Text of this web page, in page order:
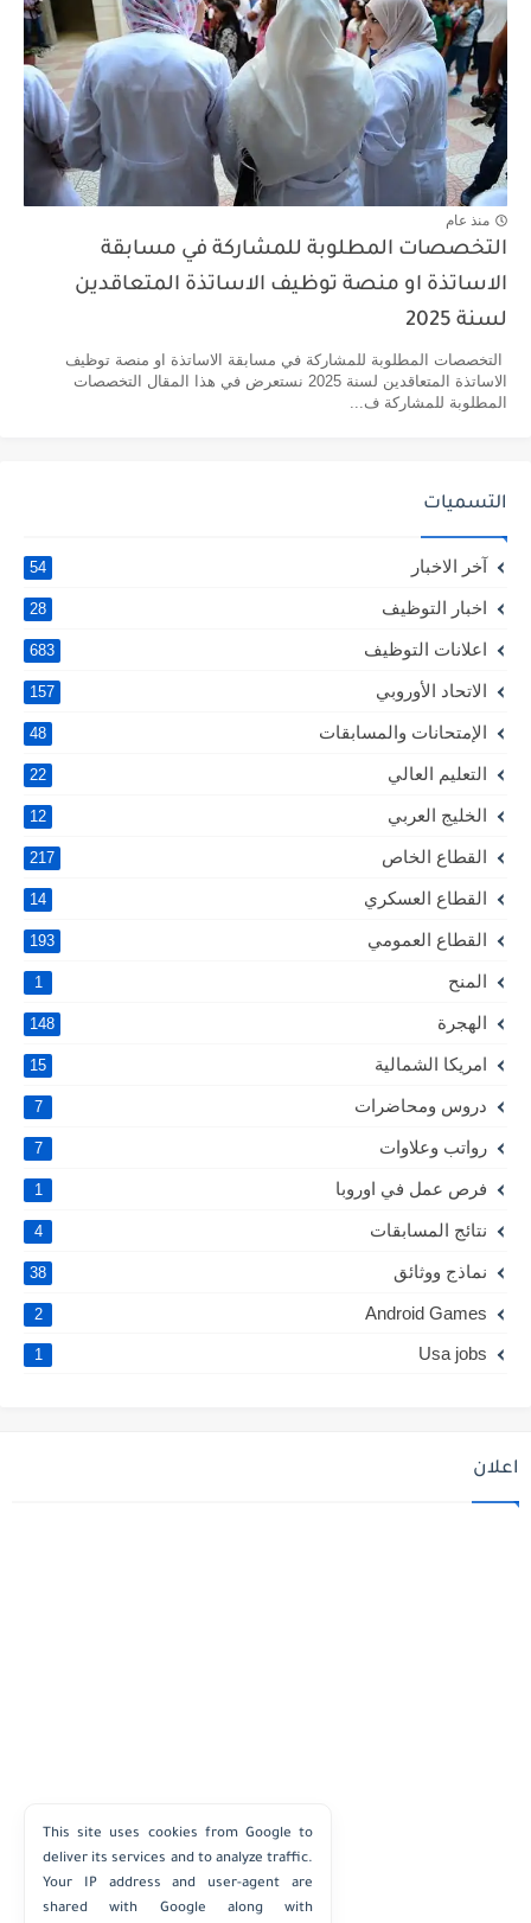
منذ عام
التخصصات المطلوبة للمشاركة في مسابقة
الاساتذة او منصة توظيف الاساتذة المتعاقدين
لسنة 2025
التخصصات المطلوبة للمشاركة في مسابقة الاساتذة او منصة توظيف
الاساتذة المتعاقدين لسنة 2025 نستعرض في هذا المقال التخصصات
المطلوبة للمشاركة ف...
التسميات
آخر الاخبار 54
اخبار التوظيف 28
اعلانات التوظيف 683
الاتحاد الأوروبي 157
الإمتحانات والمسابقات 48
التعليم العالي 22
الخليج العربي 12
القطاع الخاص 217
القطاع العسكري 14
القطاع العمومي 193
المنح 1
الهجرة 148
امريكا الشمالية 15
دروس ومحاضرات 7
رواتب وعلاوات 7
فرص عمل في اوروبا 1
نتائج المسابقات 4
نماذج ووثائق 38
Android Games
2
Usa jobs
1
اعلان
This site uses cookies from Google to
deliver its services and to analyze traffic.
Your IP address and user-agent are
shared with Google along with